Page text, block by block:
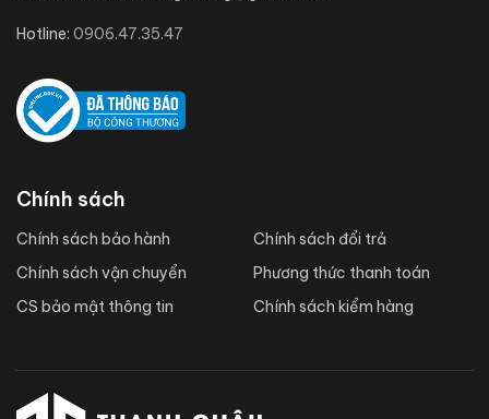
Hotline: 0906.47.35.47
Chính sách
Chính sách bảo hành
Chính sách vận chuyển
CS bảo mật thông tin
Chính sách đổi trả
Phương thức thanh toán
Chính sách kiểm hàng